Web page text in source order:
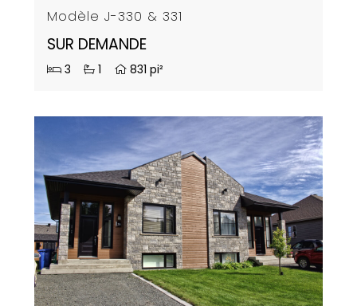
Modèle J-330 & 331
SUR DEMANDE
3 1 831 pi²